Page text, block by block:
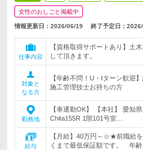
女性のおしごと掲載中
情報更新日：2026/06/19 終了予定日：
仕事内容
【資格取得サポートあり】土
して頂きます。
対象と
なる方
【年齢不問！U・Iターン歓迎
施工管理技士お持ちの方
勤務地
【車通勤OK】 【本社】 愛知
Chita155R 1階101号室…
給与
【月給】40万円～☆★前職給
くまで最低保証額です。 年